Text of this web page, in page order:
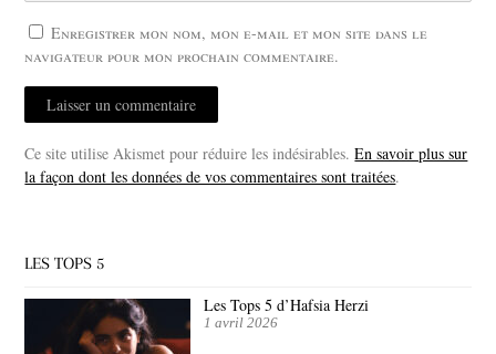
Enregistrer mon nom, mon e-mail et mon site dans le
navigateur pour mon prochain commentaire.
Ce site utilise Akismet pour réduire les indésirables.En savoir plus sur
la façon dont les données de vos commentaires sont traitées.
LES TOPS 5
Les Tops 5 d’Hafsia Herzi
1 avril 2026